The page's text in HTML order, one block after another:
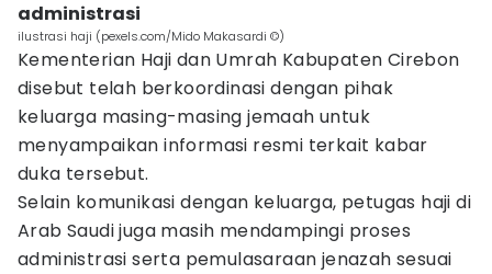
administrasi
ilustrasi haji (pexels.com/Mido Makasardi ©️)
Kementerian Haji dan Umrah Kabupaten Cirebon
disebut telah berkoordinasi dengan pihak
keluarga masing-masing jemaah untuk
menyampaikan informasi resmi terkait kabar
duka tersebut.
Selain komunikasi dengan keluarga, petugas haji di
Arab Saudi juga masih mendampingi proses
administrasi serta pemulasaraan jenazah sesuai